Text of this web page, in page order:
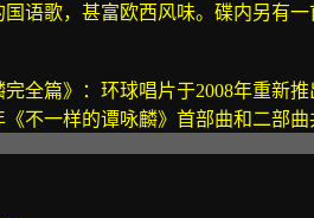
国语歌，甚富欧西风味。碟内另有
全篇》：环球唱片于2008年重新
《不一样的谭咏麟》首部曲和二部